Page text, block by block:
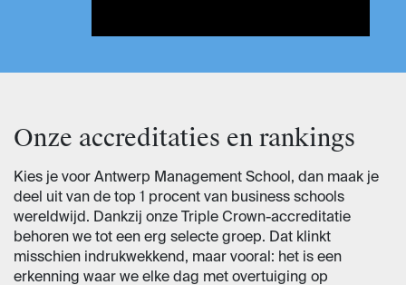
Onze accreditaties en rankings
Kies je voor Antwerp Management School, dan maak je
deel uit van de top 1 procent van business schools
wereldwijd. Dankzij onze Triple Crown-accreditatie
behoren we tot een erg selecte groep. Dat klinkt
misschien indrukwekkend, maar vooral: het is een
erkenning waar we elke dag met overtuiging op